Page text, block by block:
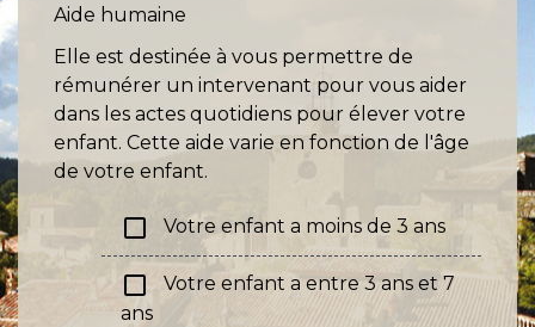
Aide humaine
Elle est destinée à vous permettre de
rémunérer un intervenant pour vous aider
dans les actes quotidiens pour élever votre
enfant. Cette aide varie en fonction de l'âge
de votre enfant.
check_box_outline_blank Votre enfant a moins de 3 ans
check_box_outline_blank
Votre enfant a entre 3 ans et 7
ans